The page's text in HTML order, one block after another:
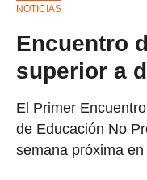
NOTICIAS
Encuentro
superior a
El Primer
de Educación No
semana próxima